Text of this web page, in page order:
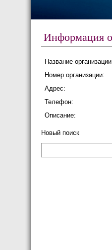
Информация
Название
Номер организации:
Адрес:
Телефон:
Описание:
Новый поиск